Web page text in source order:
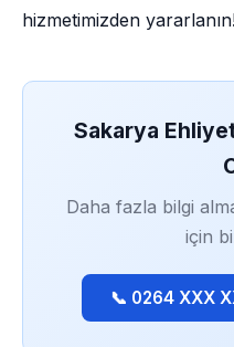
hizmetimizden
Sakarya
Daha fazla bilgi
için
📞 0264 XXX